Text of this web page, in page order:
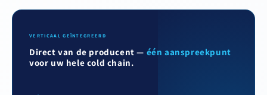
VERTICAAL GEÏNTEGREERD
Direct van de producent — één aanspreekpunt
voor uw hele cold chain.